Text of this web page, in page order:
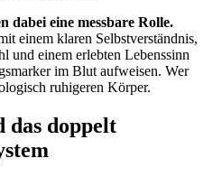
dabei eine messbare Rolle.
einem klaren Selbstverständnis,
und einem erlebten Lebenssinn
im Blut aufweisen. Wer
ruhigeren Körper.
das doppelt